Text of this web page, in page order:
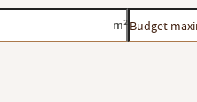
m²Budget
maximum